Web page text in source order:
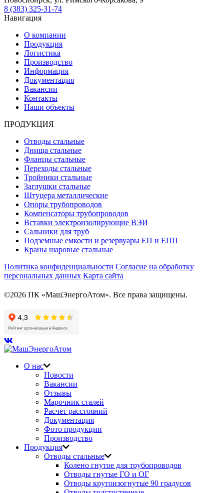
8 (383) 325-31-74
Навигация
О компании
Продукция
Логистика
Производство
Информация
Документация
Вакансии
Контакты
Наши объекты
ПРОДУКЦИЯ
Отводы стальные
Днища стальные
Фланцы стальные
Переходы стальные
Тройники стальные
Заглушки стальные
Штуцера металлические
Опоры трубопроводов
Компенсаторы трубопроводов
Вставки электроизолирующие ВЭИ
Сальники для труб
Подземные емкости и резервуары ЕП и ЕПП
Краны шаровые стальные
Политика конфиденциальности Согласие на обработку
персональных данных Карта сайта
©2026 ПК «МашЭнергоАтом». Все права защищены.
О нас
Новости
Вакансии
Отзывы
Марочник сталей
Расчет расстояний
Документация
Фото продукции
Производство
Продукция
Отводы стальные
Колено гнутое для трубопроводов
Отводы гнутые ГО и ОГ
Отводы крутоизогнутые 90 градусов